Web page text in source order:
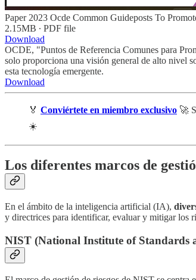
Paper 2023 Ocde Common Guideposts To
2.15MB ∙ PDF file
Download
OCDE, "Puntos de Referencia Comunes para
solo proporciona una visión general de alto nivel
esta tecnología emergente.
Download
🏅 Conviértete en miembro exclusivo 🚀
☀️
Los diferentes marcos de
En el ámbito de la inteligencia artificial (IA),
y directrices para identificar, evaluar y mitigar los
NIST (National Institute of Standards